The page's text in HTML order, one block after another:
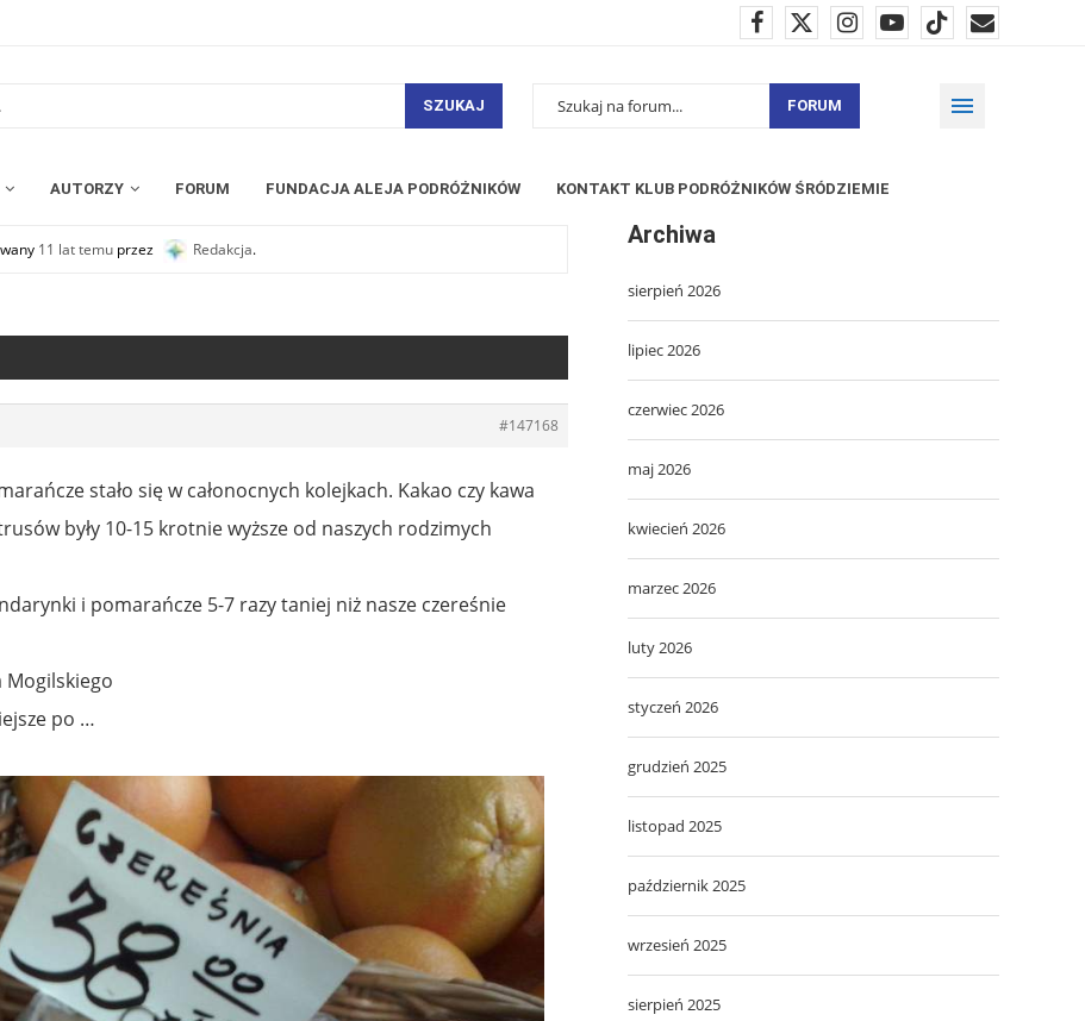
SZUKAJ FORUM
AUTORZY FORUM FUNDACJA ALEJA PODRÓŻNIKÓW KONTAKT KLUB PODRÓŻNIKÓW ŚRÓDZIEMIE
11 lat temu przez Redakcja.
#147168
stało się w całonocnych kolejkach. Kakao czy kawa
były 10-15 krotnie wyższe od naszych rodzimych
i pomarańcze 5-7 razy taniej niż nasze czereśnie
Mogilskiego
po …
Archiwa
sierpień 2026
lipiec 2026
czerwiec 2026
maj 2026
kwiecień 2026
marzec 2026
luty 2026
styczeń 2026
grudzień 2025
listopad 2025
październik 2025
wrzesień 2025
sierpień 2025